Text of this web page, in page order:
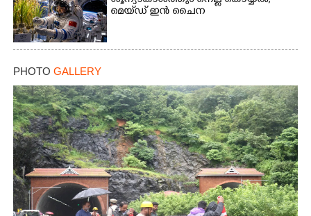
മെയ്‌ഡ് ഇൻ ചൈന
PHOTO GALLERY